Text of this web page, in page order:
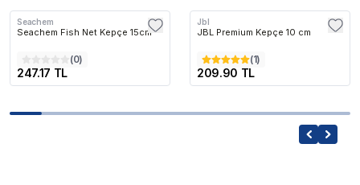
Seachem
Seachem Fish Net Kepçe 15cm
(0)
247.17 TL
Jbl
JBL Premium Kepçe 10 cm
(1)
209.90 TL